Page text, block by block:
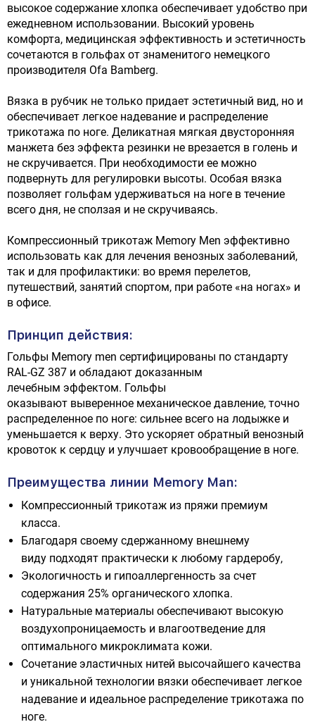
высокое содержание хлопка обеспечивает удобство при
ежедневном использовании. Высокий уровень
комфорта, медицинская эффективность и эстетичность
сочетаются в гольфах от знаменитого немецкого
производителя Ofa Bamberg.
Вязка в рубчик не только придает эстетичный вид, но и
обеспечивает легкое надевание и распределение
трикотажа по ноге. Деликатная мягкая двусторонняя
манжета без эффекта резинки не врезается в голень и
не скручивается. При необходимости ее можно
подвернуть для регулировки высоты. Особая вязка
позволяет гольфам удерживаться на ноге в течение
всего дня, не сползая и не скручиваясь.
Компрессионный трикотаж Memory Men эффективно
использовать как для лечения венозных заболеваний,
так и для профилактики: во время перелетов,
путешествий, занятий спортом, при работе «на ногах» и
в офисе.
Принцип действия:
Гольфы Memory men сертифицированы по стандарту
RAL-GZ 387 и обладают доказанным
лечебным эффектом. Гольфы
оказывают выверенное механическое давление, точно
распределенное по ноге: сильнее всего на лодыжке и
уменьшается к верху. Это ускоряет обратный венозный
кровоток к сердцу и улучшает кровообращение в ноге.
Преимущества линии Memory Man:
Компрессионный трикотаж из пряжи премиум
класса.
Благодаря своему сдержанному внешнему
виду подходят практически к любому гардеробу,
Экологичность и гипоаллергенность за счет
содержания 25% органического хлопка.
Натуральные материалы обеспечивают высокую
воздухопроницаемость и влагоотведение для
оптимального микроклимата кожи.
Сочетание эластичных нитей высочайшего качества
и уникальной технологии вязки обеспечивает легкое
надевание и идеальное распределение трикотажа по
ноге.